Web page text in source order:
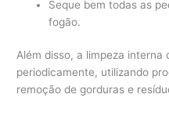
Seque bem todas as
fogão.
Além disso, a limpeza interna
periodicamente, utilizando
remoção de gorduras e